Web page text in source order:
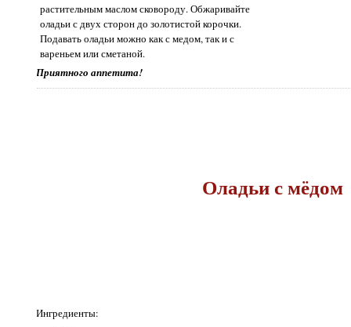
растительным маслом сковороду. Обжаривайте
оладьи с двух сторон до золотистой корочки.
Подавать оладьи можно как с медом, так и с
вареньем или сметаной.
Приятного аппетита!
Оладьи с мёдом
Ингредиенты: